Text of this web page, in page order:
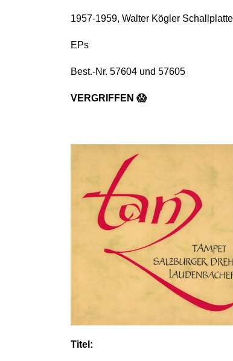
1957-1959, Walter Kögler
EPs
Best.-Nr. 57604 und 57605
VERGRIFFEN 😱
Titel: